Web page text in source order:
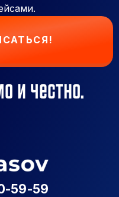
и честно.
59-59